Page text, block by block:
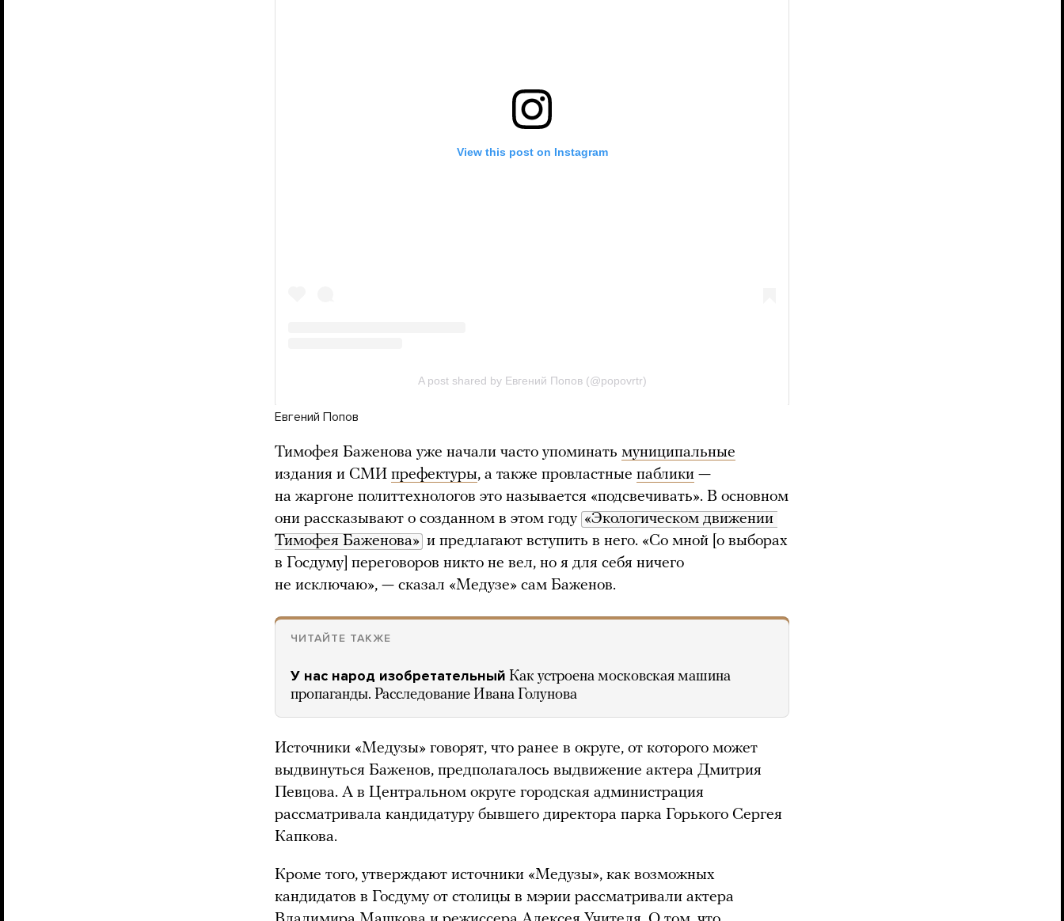
Евгений Попов
Тимофея Баженова уже начали часто упоминать муниципальные
издания и СМИ префектуры, а также провластные паблики —
на жаргоне политтехнологов это называется «подсвечивать». В основном
они рассказывают о созданном в этом году «Экологическом движении
Тимофея Баженова» и предлагают вступить в него. «Со мной [о выборах
в Госдуму] переговоров никто не вел, но я для себя ничего
не исключаю», — сказал «Медузе» сам Баженов.
ЧИТАЙТЕ ТАКЖЕ
У нас народ изобретательный Как устроена московская машина
пропаганды. Расследование Ивана Голунова
Источники «Медузы» говорят, что ранее в округе, от которого может
выдвинуться Баженов, предполагалось выдвижение актера Дмитрия
Певцова. А в Центральном округе городская администрация
рассматривала кандидатуру бывшего директора парка Горького Сергея
Капкова.
Кроме того, утверждают источники «Медузы», как возможных
кандидатов в Госдуму от столицы в мэрии рассматривали актера